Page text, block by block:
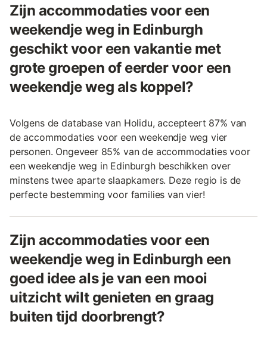
Zijn accommodaties voor een
weekendje weg in Edinburgh
geschikt voor een vakantie met
grote groepen of eerder voor een
weekendje weg als koppel?
Volgens de database van Holidu, accepteert 87% van
de accommodaties voor een weekendje weg vier
personen. Ongeveer 85% van de accommodaties voor
een weekendje weg in Edinburgh beschikken over
minstens twee aparte slaapkamers. Deze regio is de
perfecte bestemming voor families van vier!
Zijn accommodaties voor een
weekendje weg in Edinburgh een
goed idee als je van een mooi
uitzicht wilt genieten en graag
buiten tijd doorbrengt?